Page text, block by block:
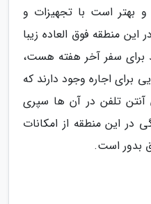
بوده و بهتر است با تجهیزات و
این منطقه فوق العاده زیبا
برای سفر آخر هفته هست،
برای اجاره وجود دارند که
آنتن تلفن در آن ها سپری
در این منطقه از امکانات
بدور است.